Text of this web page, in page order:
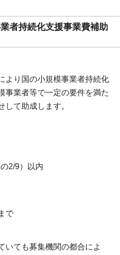
者持続化支援事業費補助
より国の小規模事業者持続化
事業者等で一定の要件を満た
して助成します。
2/9）以内
で
ても募集機関の都合によ